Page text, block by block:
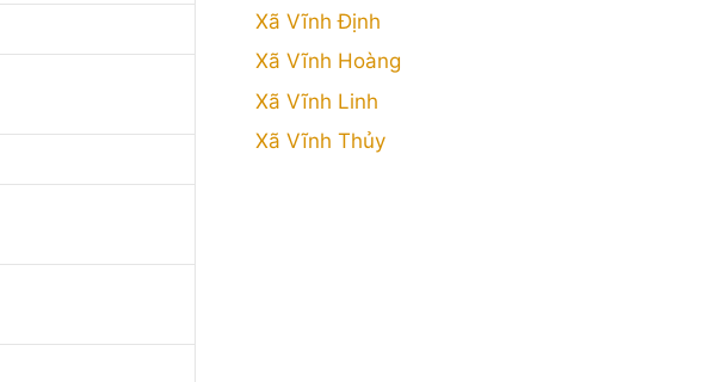
Xã Vĩnh Định
Xã Vĩnh Hoàng
Xã Vĩnh Linh
Xã Vĩnh Thủy